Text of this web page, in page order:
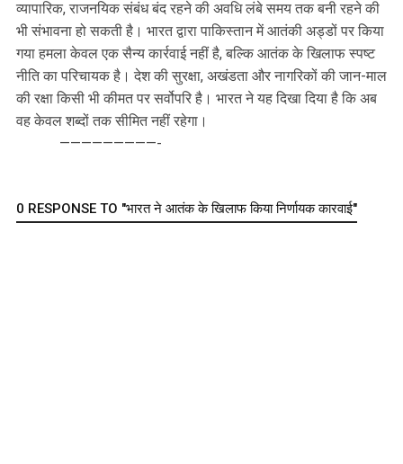
व्यापारिक, राजनयिक संबंध बंद रहने की अवधि लंबे समय तक बनी रहने की
भी संभावना हो सकती है। भारत द्वारा पाकिस्तान में आतंकी अड्डों पर किया
गया हमला केवल एक सैन्य कार्रवाई नहीं है, बल्कि आतंक के खिलाफ स्पष्ट
नीति का परिचायक है। देश की सुरक्षा, अखंडता और नागरिकों की जान-माल
की रक्षा किसी भी कीमत पर सर्वोपरि है। भारत ने यह दिखा दिया है कि अब
वह केवल शब्दों तक सीमित नहीं रहेगा।
—————————-
0 RESPONSE TO "भारत ने आतंक के खिलाफ किया निर्णायक कारवाई"